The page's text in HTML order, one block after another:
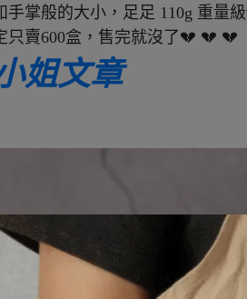
手掌般的大小，足足 110g 重量
只賣600盒，售完就沒了💔 💔 💔
姐文章